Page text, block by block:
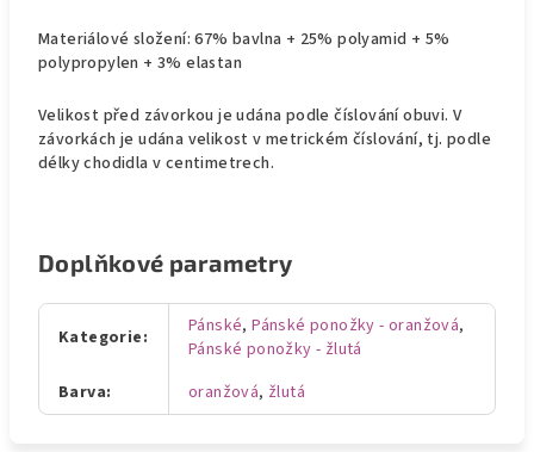
Materiálové složení: 67% bavlna + 25% polyamid + 5%
polypropylen + 3% elastan
Velikost před závorkou je udána podle číslování obuvi. V
závorkách je udána velikost v metrickém číslování, tj. podle
délky chodidla v centimetrech.
Doplňkové parametry
Kategorie: Pánské,Pánské ponožky - oranžová,
Pánské ponožky - žlutá
Barva: oranžová, žlutá